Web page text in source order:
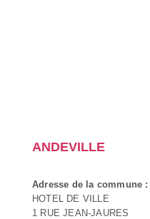
ANDEVILLE
Adresse de la commune :
HOTEL DE VILLE
1 RUE JEAN-JAURES